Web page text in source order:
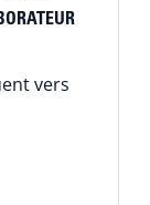
vers